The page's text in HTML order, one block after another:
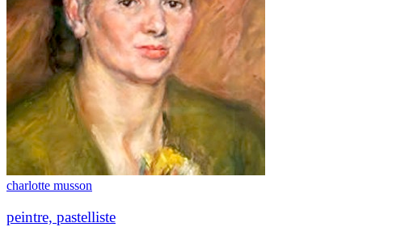
charlotte musson
peintre, pastelliste